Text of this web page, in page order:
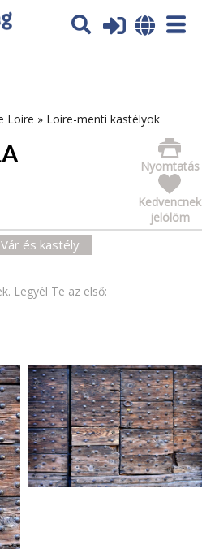
További tájékoztatás itt:
Loire » Loire-menti kastélyok
Nyomtatás
Kedvencnek
jelölöm
Vár és kastély
Legyél Te az első: